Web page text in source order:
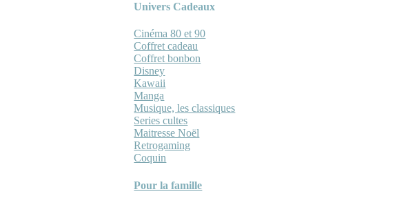
Univers Cadeaux
Cinéma 80 et 90
Coffret cadeau
Coffret bonbon
Disney
Kawaii
Manga
Musique, les classiques
Series cultes
Maitresse Noël
Retrogaming
Coquin
Pour la famille